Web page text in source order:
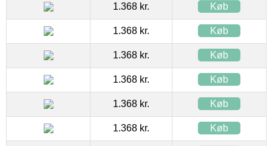
1.368 kr. Køb
1.368 kr. Køb
1.368 kr. Køb
1.368 kr. Køb
1.368 kr. Køb
1.368 kr. Køb